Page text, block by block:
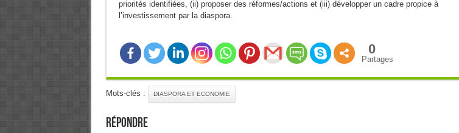
priorités identifiées, (ii) proposer des réformes/actions et (iii) développer un cadre propice à
l’investissement par la diaspora.
0
Partages
Mots-clés : DIASPORA ET ECONOMIE
Répondre